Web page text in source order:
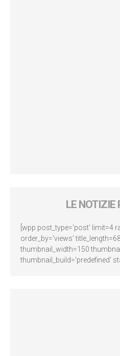
LE NOTIZIE
[wpp post_type='post' limit=4
order_by='views'
thumbnail_width=150
thumbnail_build='predefined'